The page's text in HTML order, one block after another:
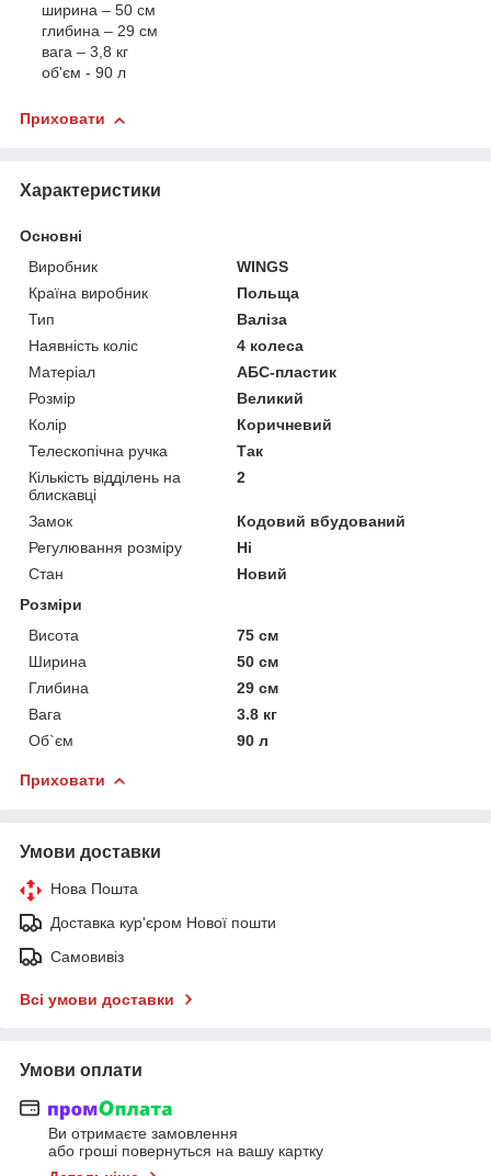
ширина – 50 см
глибина – 29 см
вага – 3,8 кг
об'єм - 90 л
Приховати
Характеристики
Основні
Виробник
WINGS
Країна виробник
Польща
Тип
Валіза
Наявність коліс
4 колеса
Матеріал
АБС-пластик
Розмір
Великий
Колір
Коричневий
Телескопічна ручка
Так
Кількість відділень на
блискавці
2
Замок
Кодовий вбудований
Регулювання розміру
Ні
Стан
Новий
Розміри
Висота
75 см
Ширина
50 см
Глибина
29 см
Вага
3.8 кг
Об`єм
90 л
Приховати
Умови доставки
Нова Пошта
Доставка кур'єром Нової пошти
Самовивіз
Всі умови доставки
Умови оплати
Ви отримаєте замовлення
або гроші повернуться на вашу картку